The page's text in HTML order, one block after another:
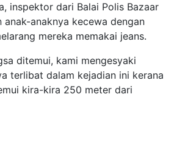
inspektor dari Balai Polis Bazaar
anak-anaknya kecewa dengan
mereka memakai jeans.
ditemui, kami mengesyaki
terlibat dalam kejadian ini kerana
kira-kira 250 meter dari